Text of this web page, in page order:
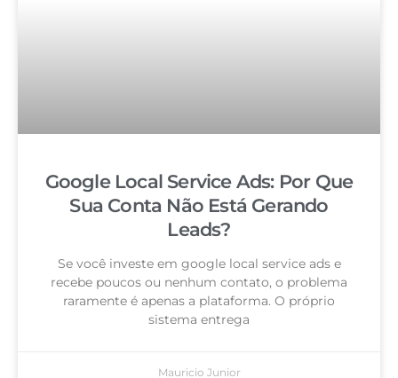
Google Local Service Ads: Por Que
Sua Conta Não Está Gerando
Leads?
Se você investe em google local service ads e
recebe poucos ou nenhum contato, o problema
raramente é apenas a plataforma. O próprio
sistema entrega
Mauricio Junior